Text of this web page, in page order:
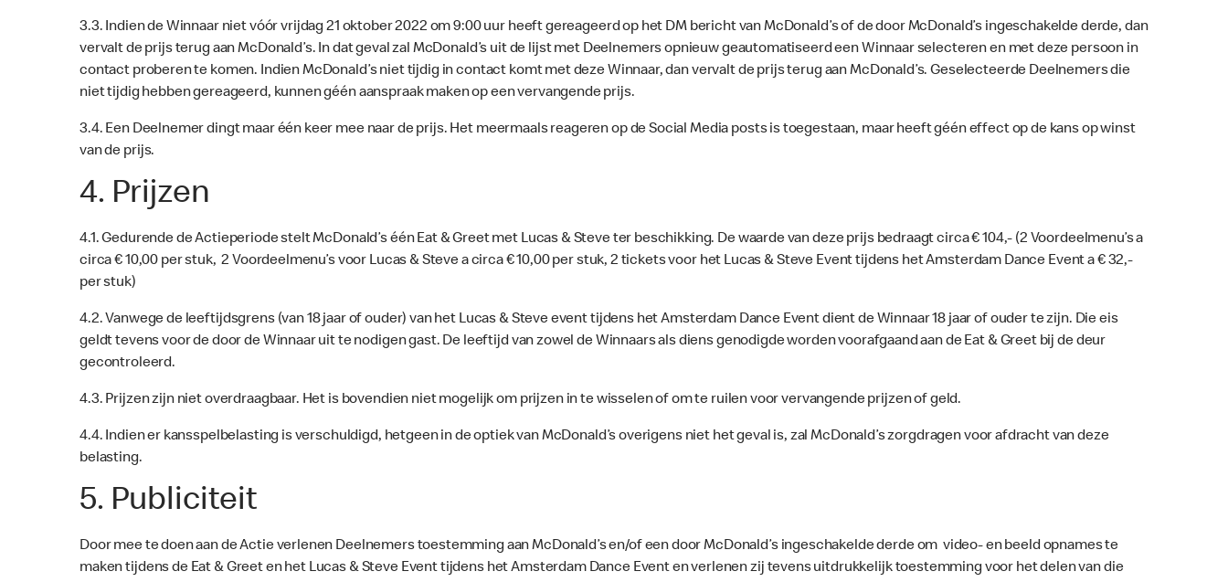
3.3. Indien de Winnaar niet vóór vrijdag 21 oktober 2022 om 9:00 uur heeft gereageerd op het DM bericht van McDonald’s of de door McDonald’s ingeschakelde derde, dan
vervalt de prijs terug aan McDonald’s. In dat geval zal McDonald’s uit de lijst met Deelnemers opnieuw geautomatiseerd een Winnaar selecteren en met deze persoon in
contact proberen te komen. Indien McDonald’s niet tijdig in contact komt met deze Winnaar, dan vervalt de prijs terug aan McDonald’s. Geselecteerde Deelnemers die
niet tijdig hebben gereageerd, kunnen géén aanspraak maken op een vervangende prijs.
3.4. Een Deelnemer dingt maar één keer mee naar de prijs. Het meermaals reageren op de Social Media posts is toegestaan, maar heeft géén effect op de kans op winst
van de prijs.
4. Prijzen
4.1. Gedurende de Actieperiode stelt McDonald’s één Eat & Greet met Lucas & Steve ter beschikking. De waarde van deze prijs bedraagt circa € 104,- (2 Voordeelmenu’s a
circa € 10,00 per stuk, 2 Voordeelmenu’s voor Lucas & Steve a circa € 10,00 per stuk, 2 tickets voor het Lucas & Steve Event tijdens het Amsterdam Dance Event a € 32,-
per stuk)
4.2. Vanwege de leeftijdsgrens (van 18 jaar of ouder) van het Lucas & Steve event tijdens het Amsterdam Dance Event dient de Winnaar 18 jaar of ouder te zijn. Die eis
geldt tevens voor de door de Winnaar uit te nodigen gast. De leeftijd van zowel de Winnaars als diens genodigde worden voorafgaand aan de Eat & Greet bij de deur
gecontroleerd.
4.3. Prijzen zijn niet overdraagbaar. Het is bovendien niet mogelijk om prijzen in te wisselen of om te ruilen voor vervangende prijzen of geld.
4.4. Indien er kansspelbelasting is verschuldigd, hetgeen in de optiek van McDonald’s overigens niet het geval is, zal McDonald’s zorgdragen voor afdracht van deze
belasting.
5. Publiciteit
Door mee te doen aan de Actie verlenen Deelnemers toestemming aan McDonald’s en/of een door McDonald’s ingeschakelde derde om video- en beeld opnames te
maken tijdens de Eat & Greet en het Lucas & Steve Event tijdens het Amsterdam Dance Event en verlenen zij tevens uitdrukkelijk toestemming voor het delen van die